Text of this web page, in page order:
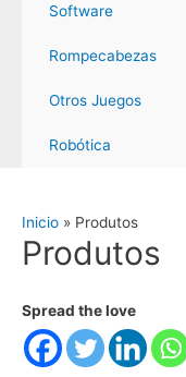
Software
Rompecabezas
Otros Juegos
Robótica
Inicio Produtos
Produtos
Spread the love